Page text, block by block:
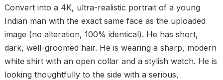
Convert into a 4K, ultra-realistic portrait of a young
Indian man with the exact same face as the uploaded
image (no alteration, 100% identical). He has short,
dark, well-groomed hair. He is wearing a sharp, modern
white shirt with an open collar and a stylish watch. He is
looking thoughtfully to the side with a serious,